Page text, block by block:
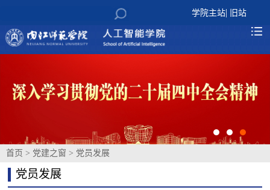
学院主站| 旧站
首页 > 党建之窗 > 党员发展
党员发展